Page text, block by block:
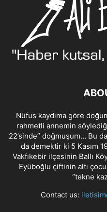
Nüfus kaydıma göre
rahmetli annemin
22’sinde” doğmuşum… Bu
da demektir ki 5 Kasım
Vakfıkebir ilçesinin Ballı
Eyüboğlu çiftinin altı
“tekne
Contact us: